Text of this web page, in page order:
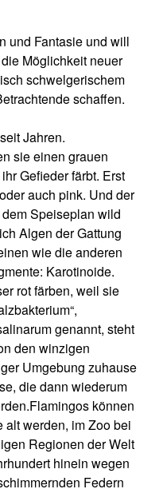
und Fantasie und will
Möglichkeit neuer
schwelgerischem
schaffen.
Jahren.
sie einen grauen
Gefieder färbt. Erst
auch pink. Und der
Speiseplan wild
Algen der Gattung
wie die anderen
Karotinoide.
rot färben, weil sie
genannt, steht
den winzigen
Umgebung zuhause
die dann wiederum
können
alt werden, im Zoo bei
Regionen der Welt
hinein wegen
Federn